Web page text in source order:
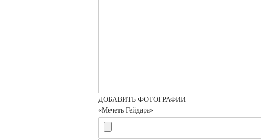
ДОБАВИТЬ ФОТОГРАФИИ
«Мечеть Гейдара»